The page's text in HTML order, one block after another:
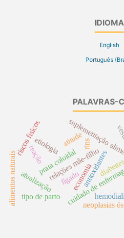
IDIOMA
English
Português
PALAVRAS-
cuidado de
prata coloidal
etiologia
atualização antioxidantes
suplementação
alimentos naturais relações mãe-filho
riscos físicos
neoplasias
rins
economia
fígado
reação
atitude
tipo de parto